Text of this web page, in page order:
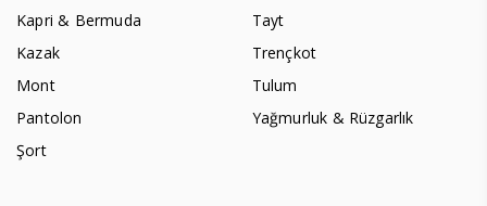
Kapri & Bermuda
Kazak
Mont
Pantolon
Şort
Tayt
Trençkot
Tulum
Yağmurluk & Rüzgarlık